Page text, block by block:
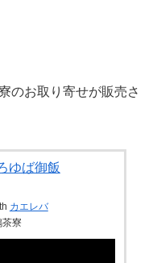
のお取り寄せが販売さ
ゆば御飯
カエレバ
茶寮